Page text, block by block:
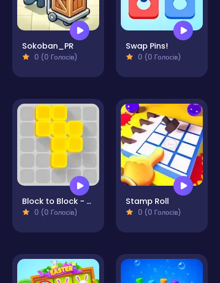
Sokoban_PR
0 (0 Голосів)
Swap Pins!
0 (0 Голосів)
Block to Block - Puzzle
0 (0 Голосів)
Stamp Roll
0 (0 Голосів)